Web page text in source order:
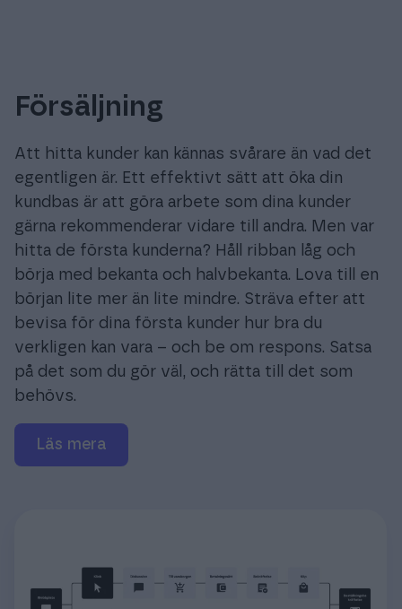
Försäljning
Att hitta kunder kan kännas svårare än vad det
egentligen är. Ett effektivt sätt att öka din
kundbas är att göra arbete som dina kunder
gärna rekommenderar vidare till andra. Men var
hitta de första kunderna? Håll ribban låg och
börja med bekanta och halvbekanta. Lova till en
början lite mer än lite mindre. Sträva efter att
bevisa för dina första kunder hur bra du
verkligen kan vara – och be om respons. Satsa
på det som du gör väl, och rätta till det som
behövs.
Läs mera